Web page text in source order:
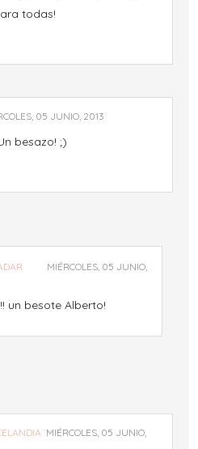
todas!
05 JUNIO, 2013
besazo! ;)
MIÉRCOLES, 05 JUNIO,
un besote Alberto!
MIÉRCOLES, 05 JUNIO,